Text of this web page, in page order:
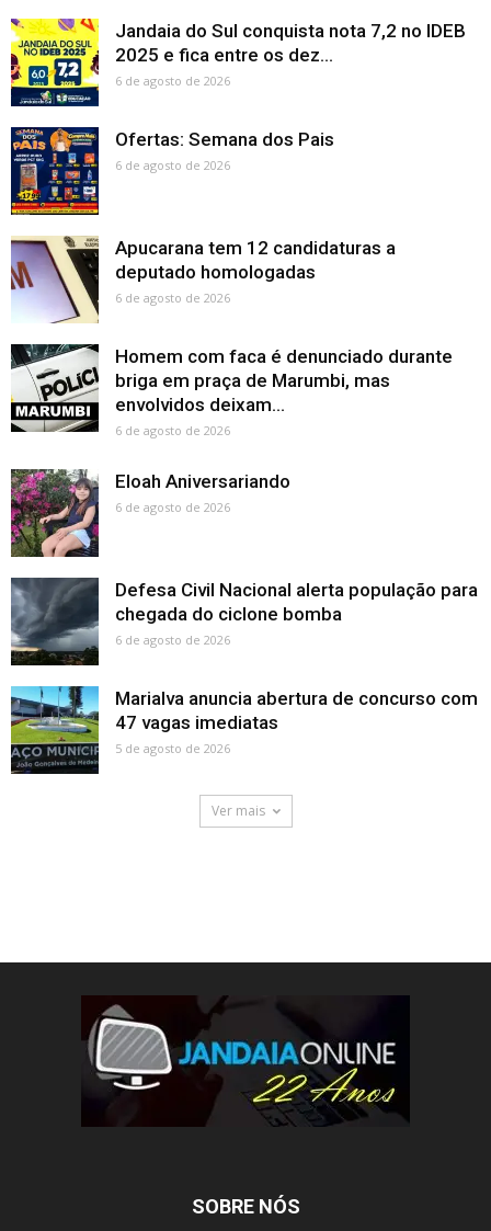
Jandaia do Sul conquista nota 7,2 no IDEB
2025 e fica entre os dez...
6 de agosto de 2026
Ofertas: Semana dos Pais
6 de agosto de 2026
Apucarana tem 12 candidaturas a
deputado homologadas
6 de agosto de 2026
Homem com faca é denunciado durante
briga em praça de Marumbi, mas
envolvidos deixam...
6 de agosto de 2026
Eloah Aniversariando
6 de agosto de 2026
Defesa Civil Nacional alerta população para
chegada do ciclone bomba
6 de agosto de 2026
Marialva anuncia abertura de concurso com
47 vagas imediatas
5 de agosto de 2026
Ver mais
SOBRE NÓS